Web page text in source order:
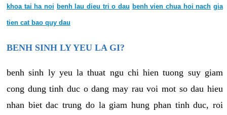
khoa tai ha noi benh lau dieu tri o dau benh vien chua hoi nach gia
tien cat bao quy dau
BENH SINH LY YEU LA GI?
benh sinh ly yeu la thuat ngu chi hien tuong suy giam
cong dung tinh duc o dang may rau voi mot so dau hieu
nhan biet dac trung do la giam hung phan tinh duc, roi